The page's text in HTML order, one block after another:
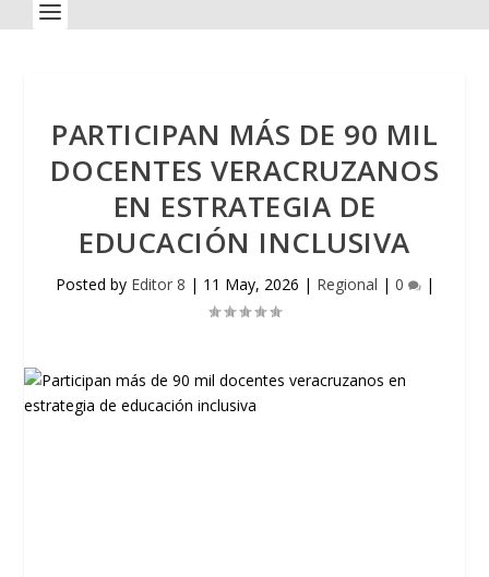
PARTICIPAN MÁS DE 90 MIL
DOCENTES VERACRUZANOS
EN ESTRATEGIA DE
EDUCACIÓN INCLUSIVA
Posted by Editor 8 | 11 May, 2026 | Regional | 0 |